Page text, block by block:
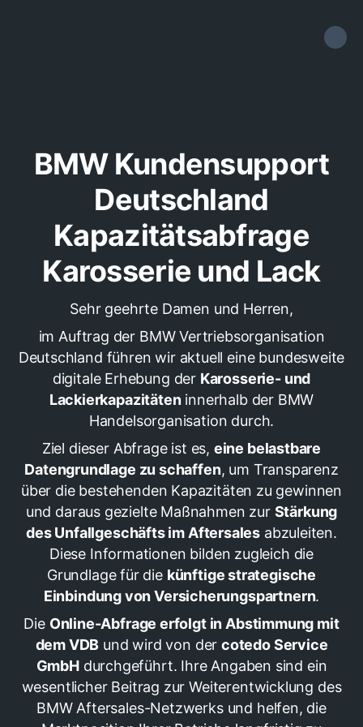
BMW Kundensupport
Deutschland
Kapazitätsabfrage
Karosserie und Lack
Sehr geehrte Damen und Herren,
im Auftrag der BMW Vertriebsorganisation
Deutschland führen wir aktuell eine bundesweite
digitale Erhebung der Karosserie- und
Lackierkapazitäteninnerhalb der BMW
Handelsorganisation durch.
Ziel dieser Abfrage ist es, eine belastbare
Datengrundlage zu schaffen, um Transparenz
über die bestehenden Kapazitäten zu gewinnen
und daraus gezielte Maßnahmen zur Stärkung
des Unfallgeschäfts im Aftersales abzuleiten.
Diese Informationen bilden zugleich die
Grundlage für die künftige strategische
Einbindung von Versicherungspartnern.
Die Online-Abfrage erfolgt in Abstimmung mit
dem VDB und wird von dercotedo Service
GmbHdurchgeführt. Ihre Angaben sind ein
wesentlicher Beitrag zur Weiterentwicklung des
BMW Aftersales-Netzwerks und helfen, die